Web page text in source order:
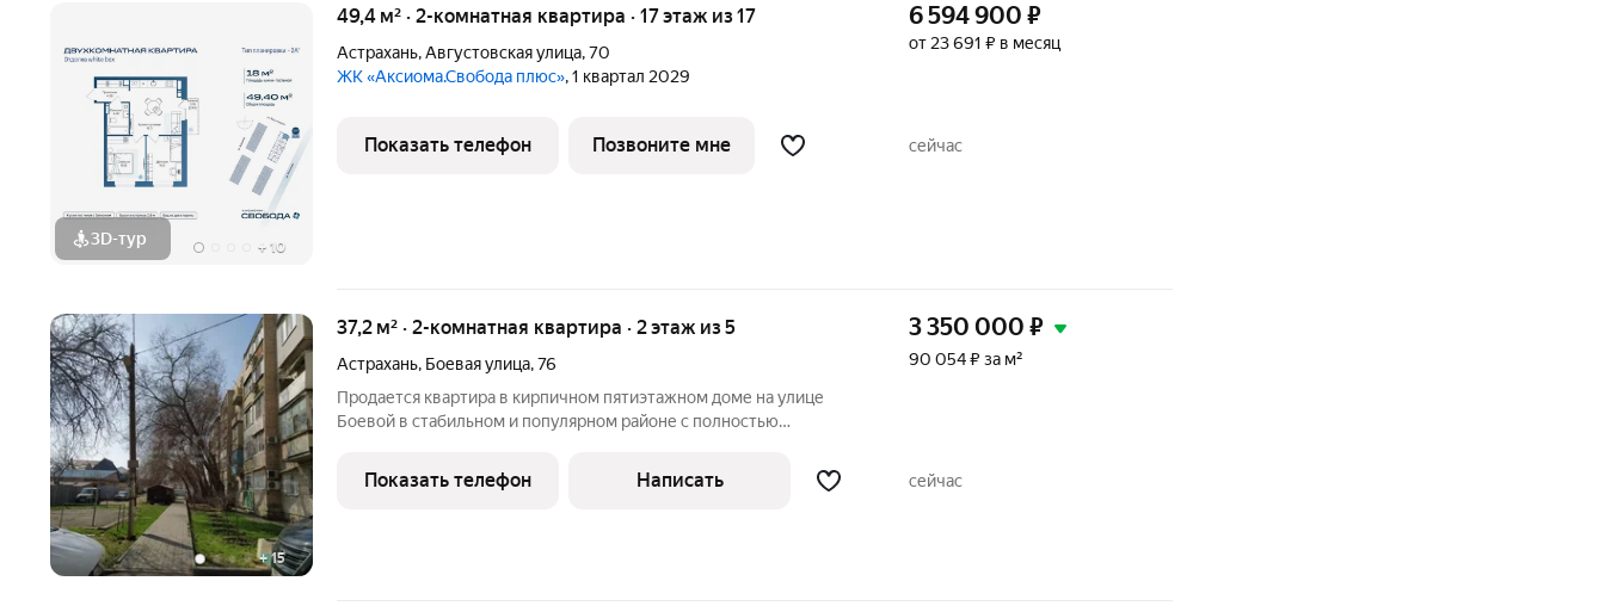
3D-тур + 10
49,4 м² · 2-комнатная квартира · 17 этаж из 17
Астрахань,Августовская улица,70
ЖК «Аксиома.Свобода плюс», 1 квартал 2029
6 594 900 ₽
от 23 691 ₽ в месяц
Показать телефон Позвоните мне сейчас
+15
37,2 м² · 2-комнатная квартира · 2 этаж из 5
Астрахань, Боевая улица,76
Продается квартира в кирпичном пятиэтажном доме на улице
Боевой в стабильном и популярном районе с полностью
комната в ней просторная, вторую поменьше можно использовать
как небольшую спальню
3 350 000 ₽
90 054 ₽ за м²
Показать телефон Написать сейчас